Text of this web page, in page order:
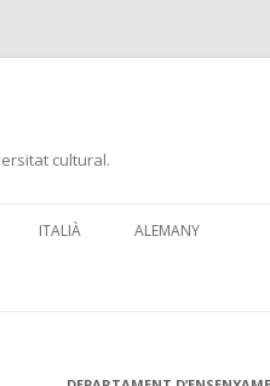
cultural.
ITALIÀ ALEMANY